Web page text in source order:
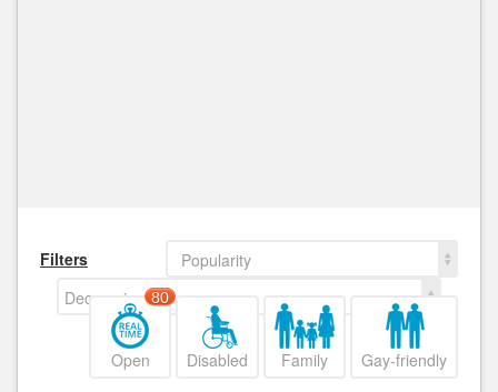
Filters
Popularity
Decreasing
Open
80
Disabled Family Gay-friendly